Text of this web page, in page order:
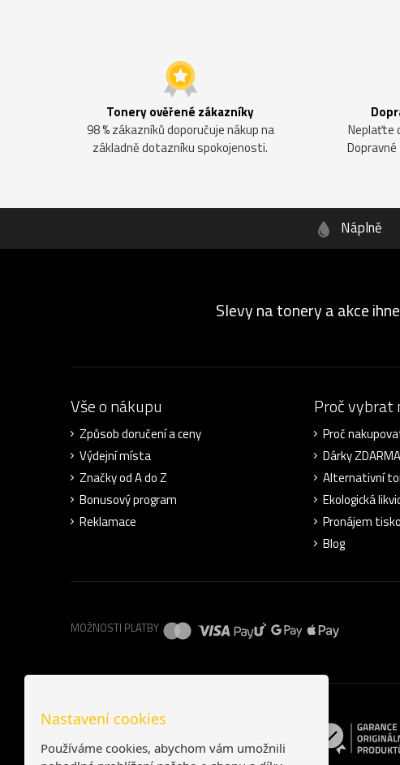
Tonery ověřené zákazníky
98 % zákazníků doporučuje nákup na
základně dotazníku spokojenosti.
Neplaťte
Náplně
Slevy na tonery a akce
Vše o nákupu
Způsob doručení a ceny
Výdejní místa
Značky od A do Z
Bonusový program
Reklamace
Proč vybrat
Proč
Dárky ZDARMA
Alternativní
Ekologická
Pronájem
Blog
MOŽNOSTI PLATBY
Nastavení cookies
Používáme cookies, abychom vám umožnili